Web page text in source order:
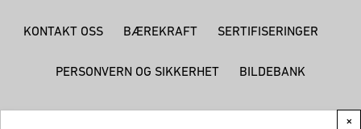
KONTAKT OSS BÆREKRAFT SERTIFISERINGER
PERSONVERN OG SIKKERHET BILDEBANK
×